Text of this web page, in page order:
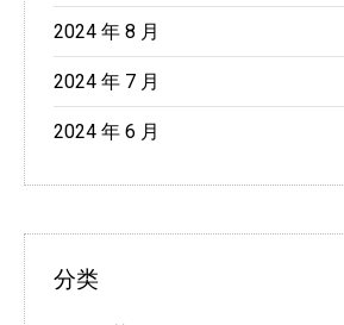
2024 年 8 月
2024 年 7 月
2024 年 6 月
分类